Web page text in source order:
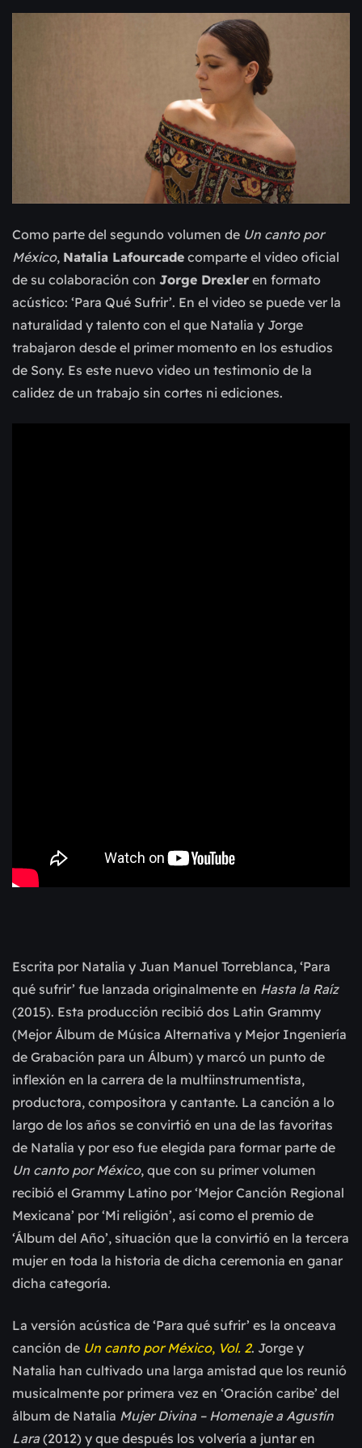
Como parte del segundo volumen de Un canto por
México, Natalia Lafourcade comparte el video oficial
de su colaboración con Jorge Drexler en formato
acústico: ‘Para Qué Sufrir’. En el video se puede ver la
naturalidad y talento con el que Natalia y Jorge
trabajaron desde el primer momento en los estudios
de Sony. Es este nuevo video un testimonio de la
calidez de un trabajo sin cortes ni ediciones.
Escrita por Natalia y Juan Manuel Torreblanca, ‘Para
qué sufrir’ fue lanzada originalmente en Hasta la Raíz
(2015). Esta producción recibió dos Latin Grammy
(Mejor Álbum de Música Alternativa y Mejor Ingeniería
de Grabación para un Álbum) y marcó un punto de
inflexión en la carrera de la multiinstrumentista,
productora, compositora y cantante. La canción a lo
largo de los años se convirtió en una de las favoritas
de Natalia y por eso fue elegida para formar parte de
Un canto por México, que con su primer volumen
recibió el Grammy Latino por ‘Mejor Canción Regional
Mexicana’ por ‘Mi religión’, así como el premio de
‘Álbum del Año’, situación que la convirtió en la tercera
mujer en toda la historia de dicha ceremonia en ganar
dicha categoría.
La versión acústica de ‘Para qué sufrir’ es la onceava
canción de Un canto por México, Vol. 2. Jorge y
Natalia han cultivado una larga amistad que los reunió
musicalmente por primera vez en ‘Oración caribe’ del
álbum de Natalia Mujer Divina – Homenaje a Agustín
Lara (2012) y que después los volvería a juntar en